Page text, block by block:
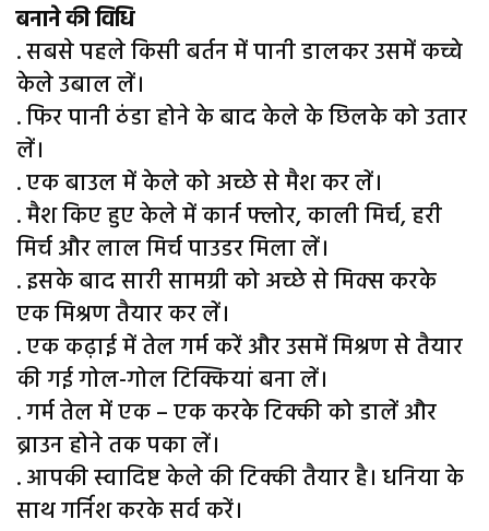
बनाने की विधि
. सबसे पहले किसी बर्तन में पानी डालकर उसमें कच्चे
केले उबाल लें।
. फिर पानी ठंडा होने के बाद केले के छिलके को उतार
लें।
. एक बाउल में केले को अच्छे से मैश कर लें।
. मैश किए हुए केले में कार्न फ्लोर, काली मिर्च, हरी
मिर्च और लाल मिर्च पाउडर मिला लें।
. इसके बाद सारी सामग्री को अच्छे से मिक्स करके
एक मिश्रण तैयार कर लें।
. एक कढ़ाई में तेल गर्म करें और उसमें मिश्रण से तैयार
की गई गोल-गोल टिक्कियां बना लें।
. गर्म तेल में एक – एक करके टिक्की को डालें और
ब्राउन होने तक पका लें।
. आपकी स्वादिष्ट केले की टिक्की तैयार है। धनिया के
साथ गर्निश करके सर्व करें।